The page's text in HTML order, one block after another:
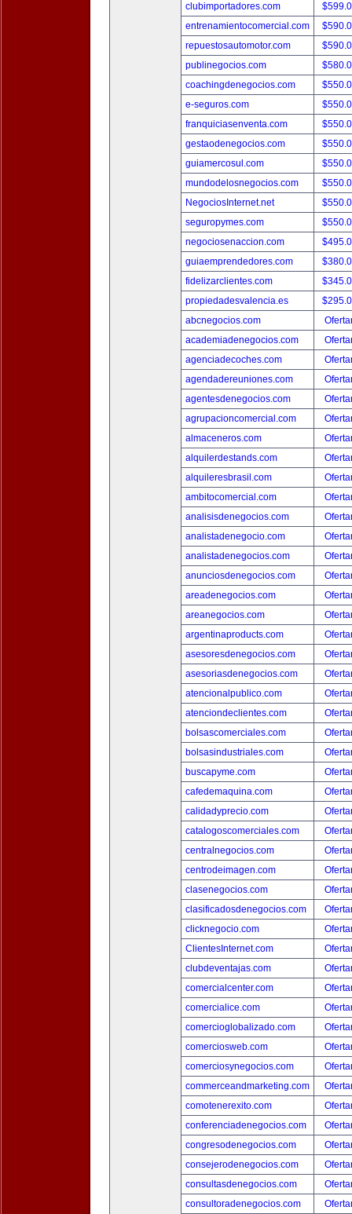
clubimportadores.com
entrenamientocomercial.com
repuestosautomotor.com
publinegocios.com
coachingdenegocios.com
e-seguros.com
franquiciasenventa.com
gestaodenegocios.com
guiamercosul.com
mundodelosnegocios.com
NegociosInternet.net
seguropymes.com
negociosenaccion.com
guiaemprendedores.com
fidelizarclientes.com
propiedadesvalencia.es
abcnegocios.com
academiadenegocios.com
agenciadecoches.com
agendadereuniones.com
agentesdenegocios.com
agrupacioncomercial.com
almaceneros.com
alquilerdestands.com
alquileresbrasil.com
ambitocomercial.com
analisisdenegocios.com
analistadenegocio.com
analistadenegocios.com
anunciosdenegocios.com
areadenegocios.com
areanegocios.com
argentinaproducts.com
asesoresdenegocios.com
asesoriasdenegocios.com
atencionalpublico.com
atenciondeclientes.com
bolsascomerciales.com
bolsasindustriales.com
buscapyme.com
cafedemaquina.com
calidadyprecio.com
catalogoscomerciales.com
centralnegocios.com
centrodeimagen.com
clasenegocios.com
clasificadosdenegocios.com
clicknegocio.com
ClientesInternet.com
clubdeventajas.com
comercialcenter.com
comercialice.com
comercioglobalizado.com
comerciosweb.com
comerciosynegocios.com
commerceandmarketing.com
comotenerexito.com
conferenciadenegocios.com
congresodenegocios.com
consejerodenegocios.com
consultasdenegocios.com
consultoradenegocios.com